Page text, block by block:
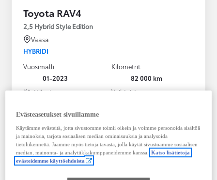
Toyota RAV4
2,5 Hybrid Style Edition
Vaasa
HYBRIDI
Vuosimalli
01-2023
Kilometrit
82 000 km
Käyttövoima
Vaihteisto
Näytä lisää
38 900,00 €
495,23 € / kk
Tutustu autoon
Evästeasetukset sivuillamme
Käytämme evästeitä, jotta sivustomme toimii oikein ja voimme personoida sisältöä
ja mainoksia, tarjota sosiaalisen median ominaisuuksia ja analysoida
tietoliikennettä. Jaamme myös tietoja tavasta, jolla käytät sivustoamme sosiaalisen
median, mainonta- ja analytiikkakumppaneidemme kanssa. Katso lisätietoja
evästeidemme käyttöehdoista